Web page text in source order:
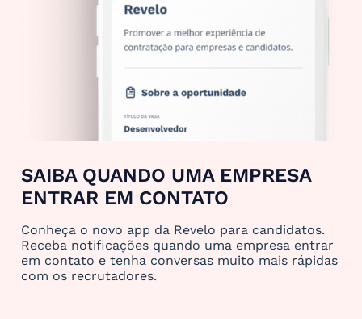
SAIBA QUANDO UMA EMPRESA
ENTRAR EM CONTATO
Conheça o novo app da Revelo para candidatos.
Receba notificações quando uma empresa entrar
em contato e tenha conversas muito mais rápidas
com os recrutadores.